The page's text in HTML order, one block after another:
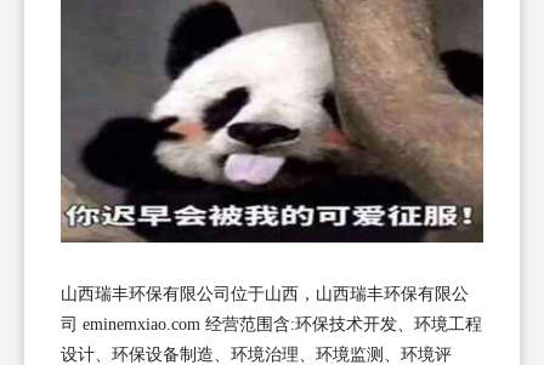
山西瑞丰环保有限公司位于山西，山西瑞丰环保有限公
司 eminemxiao.com 经营范围含:环保技术开发、环境工程
设计、环保设备制造、环境治理、环境监测、环境评